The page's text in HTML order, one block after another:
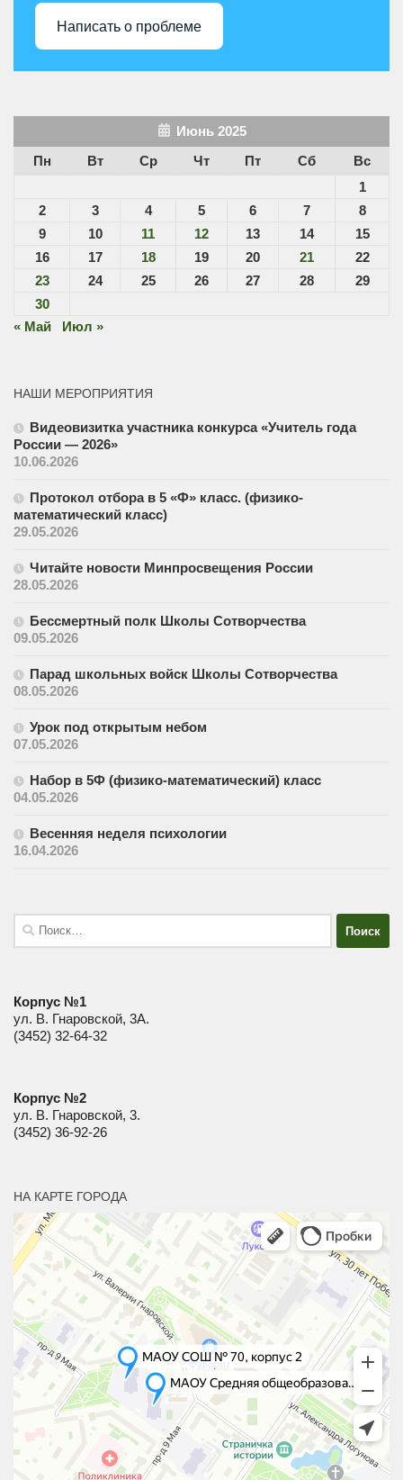
Написать о проблеме
Июнь 2025
Пн
Вт Ср Чт Пт Сб
Вс
1
2
3 4 5 6 7
8
9
10 11 12 13 14
15
16
17 18 19 20 21
22
23
24 25 26 27 28
29
30
« Май
Июл »
НАШИ МЕРОПРИЯТИЯ
Видеовизитка участника конкурса «Учитель года
России — 2026»
10.06.2026
Протокол отбора в 5 «Ф» класс. (физико-
математический класс)
29.05.2026
Читайте новости Минпросвещения России
28.05.2026
Бессмертный полк Школы Сотворчества
09.05.2026
Парад школьных войск Школы Сотворчества
08.05.2026
Урок под открытым небом
07.05.2026
Набор в 5Ф (физико-математический) класс
04.05.2026
Весенняя неделя психологии
16.04.2026
Найти:
Корпус №1
ул. В. Гнаровской, 3А.
(3452) 32-64-32
Корпус №2
ул. В. Гнаровской, 3.
(3452) 36-92-26
НА КАРТЕ ГОРОДА